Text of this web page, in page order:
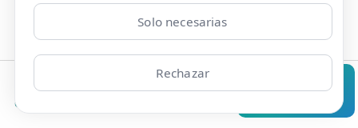
Clínicas
Solo necesarias
Rechazar